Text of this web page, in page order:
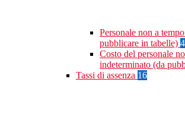
Personale non a
pubblicare in tabelle) 4
Costo del personale
indeterminato (da
Tassi di assenza 16